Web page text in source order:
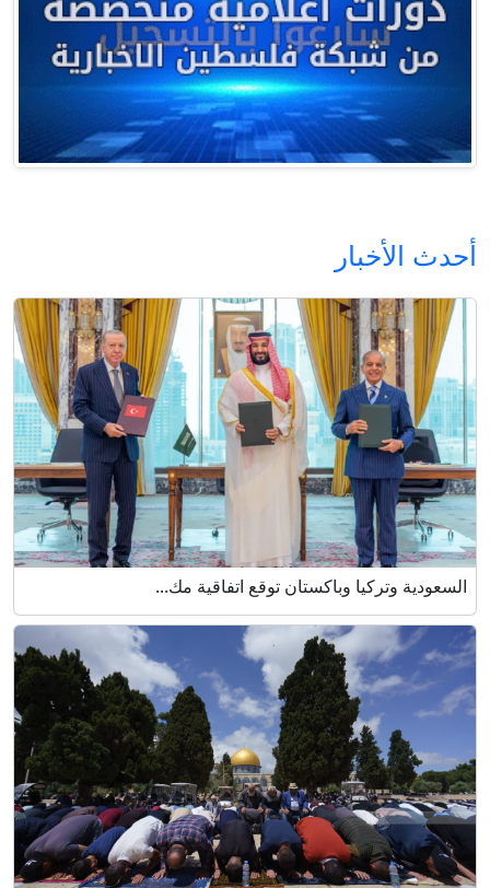
أحدث الأخبار
السعودية وتركيا وباكستان توقع اتفاقية مك...